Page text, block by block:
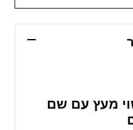
מעץ עם שם